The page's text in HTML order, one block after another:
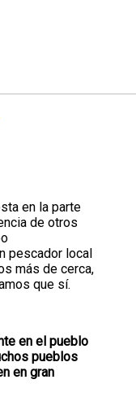
en la parte
de otros
pescador local
más de cerca,
que sí.
en el pueblo
pueblos
en gran